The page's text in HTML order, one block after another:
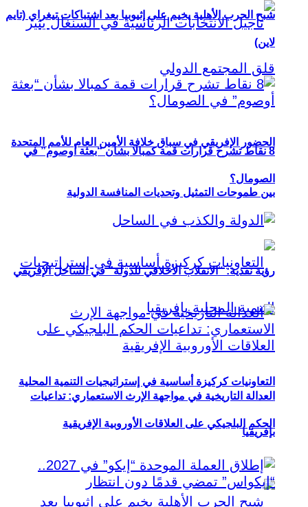
الحضور الإفريقي في سباق خلافة الأمين العام للأمم المتحدة
بين طموحات التمثيل وتحديات المنافسة الدولية
التعاونيات كركيزة أساسية في إستراتيجيات التنمية المحلية
بإفريقيا
شبح الحرب الأهلية يخيم على إثيوبيا بعد اشتباكات تيغراي (تايم
لاين)
8 نقاط تشرح قرارات قمة كمبالا بشأن “بعثة أوصوم” في
الصومال؟
رؤية نقدية: “الانقلاب الأخلاقي للدولة” في الساحل الإفريقي
العدالة التاريخية في مواجهة الإرث الاستعماري: تداعيات
الحكم البلجيكي على العلاقات الأوروبية الإفريقية